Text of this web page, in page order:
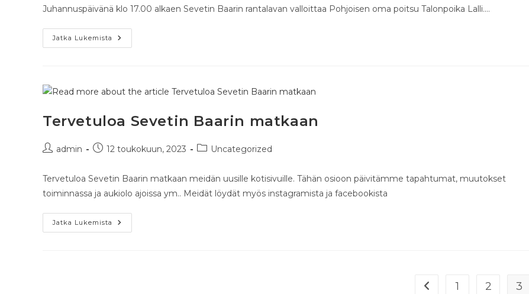
Juhannuspäivänä klo 17.00 alkaen Sevetin Baarin rantalavan valloittaa Pohjoisen oma poitsu Talonpoika Lalli.…
Jatka Lukemista
Tervetuloa Sevetin Baarin matkaan
admin 12 toukokuun, 2023 Uncategorized
Tervetuloa Sevetin Baarin matkaan meidän uusille kotisivuille. Tähän osioon päivitämme tapahtumat, muutokset
toiminnassa ja aukiolo ajoissa ym.. Meidät löydät myös instagramista ja facebookista
Jatka Lukemista
1 2 3